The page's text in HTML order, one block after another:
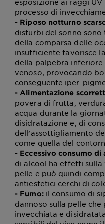
esposizione ai raggi
processo di
- Riposo notturno
disturbi del sonno sono
della comparsa delle
insufficiente favorisce
della palpebra
venoso, provocando
conseguente iper-
- Alimentazione
povera di frutta,
acqua durante la
disidratazione e, di
dell’assottigliamento
come quella del
- Eccessivo consumo di
di alcool ha effetti sulla
pelle e può quindi
antiestetici cerchi di
- Fumo:il consumo di
dannoso sulla pelle
invecchiata e